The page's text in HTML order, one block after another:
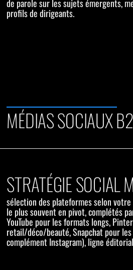
de parole sur les sujets émergents,
profils de dirigeants.
MÉDIAS SOCIAUX
STRATÉGIE SOCIAL
sélection des plateformes selon
le plus souvent en pivot, complétés
YouTube pour les formats longs,
retail/déco/beauté, Snapchat pour les
complément Instagram), ligne